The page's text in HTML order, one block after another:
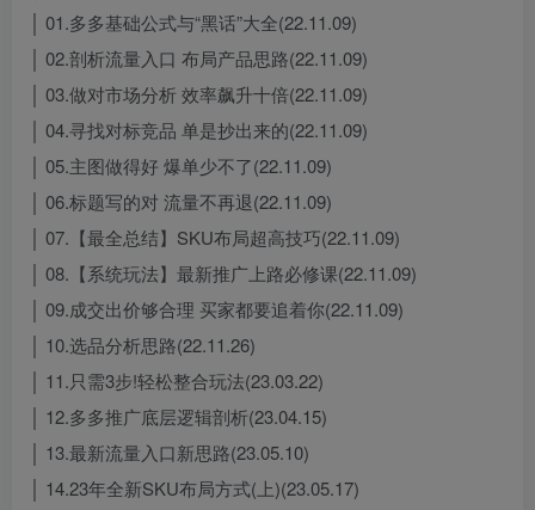
│ 01.多多基础公式与“黑话”大全(22.11.09)
│ 02.剖析流量入口 布局产品思路(22.11.09)
│ 03.做对市场分析 效率飙升十倍(22.11.09)
│ 04.寻找对标竞品 单是抄出来的(22.11.09)
│ 05.主图做得好 爆单少不了(22.11.09)
│ 06.标题写的对 流量不再退(22.11.09)
│ 07.【最全总结】SKU布局超高技巧(22.11.09)
│ 08.【系统玩法】最新推广上路必修课(22.11.09)
│ 09.成交出价够合理 买家都要追着你(22.11.09)
│ 10.选品分析思路(22.11.26)
│ 11.只需3步!轻松整合玩法(23.03.22)
│ 12.多多推广底层逻辑剖析(23.04.15)
│ 13.最新流量入口新思路(23.05.10)
│ 14.23年全新SKU布局方式(上)(23.05.17)